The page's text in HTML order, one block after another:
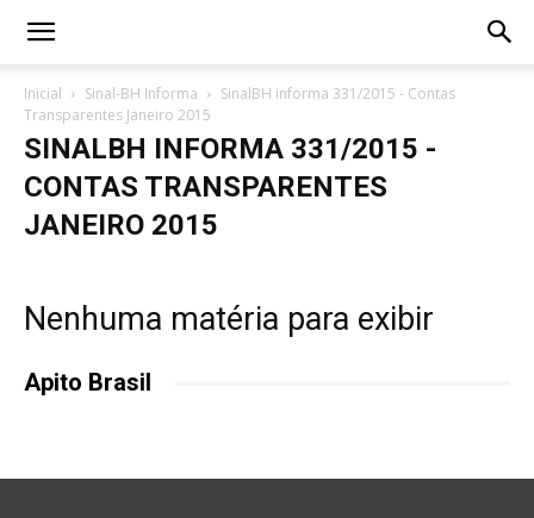
Inicial Sinal-BH Informa
SinalBH informa 331/2015 - Contas
Transparentes Janeiro 2015
SINALBH INFORMA 331/2015 -
CONTAS TRANSPARENTES
JANEIRO 2015
Nenhuma matéria para exibir
Apito Brasil